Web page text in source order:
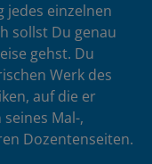
jedes einzelnen
sollst Du genau
gehst. Du
Werk des
auf die er
Mal-,
Dozentenseiten.